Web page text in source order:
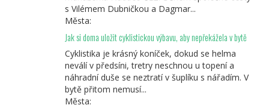
s Vilémem Dubničkou a Dagmar...
Města:
Jak si doma uložit cyklistickou výbavu, aby nepřekážela v bytě
Cyklistika je krásný koníček, dokud se helma
neválí v předsíni, tretry neschnou u topení a
náhradní duše se neztratí v šuplíku s nářadím. V
bytě přitom nemusí...
Města: